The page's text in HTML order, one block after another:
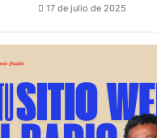
17 de julio de 2025